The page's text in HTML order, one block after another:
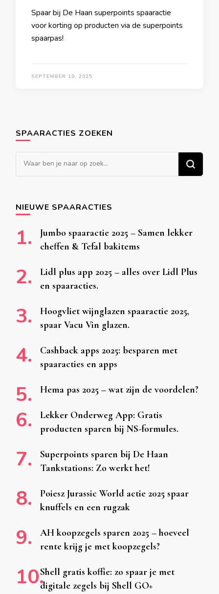
Spaar bij De Haan superpoints spaaractie
voor korting op producten via de superpoints
spaarpas!
SEPTEMBER 10, 2025
SPAARACTIES ZOEKEN
Op
zoek
NIEUWE SPAARACTIES
Jumbo spaaractie 2025 – Samen lekker
cheffen & Tefal bakitems
Lidl plus app 2025 – alles over Lidl Plus
en spaaracties.
Hoogvliet wijnglazen spaaractie 2025,
spaar Vacu Vin glazen.
Cashback apps 2025: besparen met
spaaracties en apps
Hema pas 2025 – wat zijn de voordelen?
Lekker Onderweg App: Gratis
producten sparen bij NS-formules.
Superpoints sparen bij De Haan
Tankstations: Zo werkt het!
Poiesz Jurassic World actie 2025 spaar
knuffels en een rugzak
AH koopzegels sparen 2025 – hoeveel
rente krijg je met koopzegels?
Shell gratis koffie: zo spaar je met
digitale zegels bij Shell GO+